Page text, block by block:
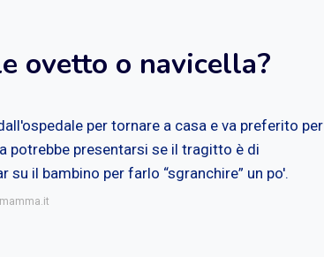
ovetto o navicella?
per tornare a casa e va preferito per
potrebbe presentarsi se il tragitto è di
il bambino per farlo “sgranchire” un po'.